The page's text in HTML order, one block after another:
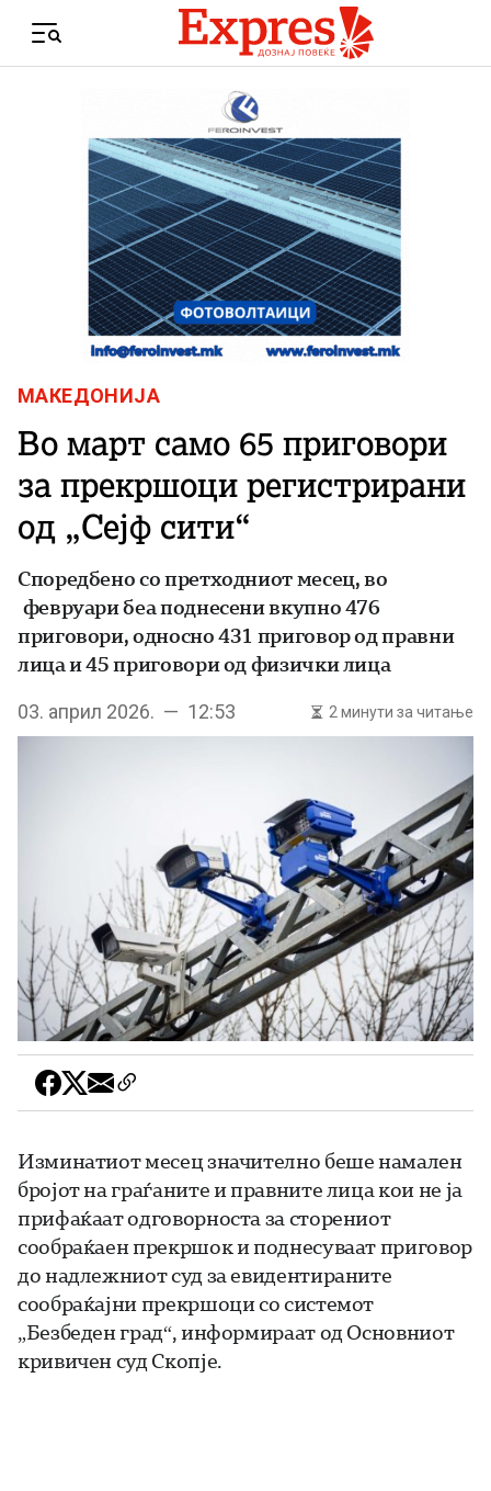
Menu
МАКЕДОНИЈА
Во март само 65 приговори
за прекршоци регистрирани
од „Сејф сити“
Споредбено со претходниот месец, во
февруари беа поднесени вкупно 476
приговори, односно 431 приговор од правни
лица и 45 приговори од физички лица
03. април 2026. — 12:53 2 минути за читање
Изминатиот месец значително беше намален
бројот на граѓаните и правните лица кои не ја
прифаќаат одговорноста за сторениот
сообраќаен прекршок и поднесуваат приговор
до надлежниот суд за евидентираните
сообраќајни прекршоци со системот
„Безбеден град“, информираат од Основниот
кривичен суд Скопје.